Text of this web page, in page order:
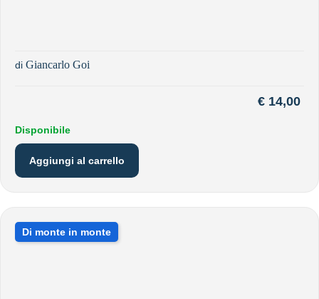
di Giancarlo Goi
€ 14,00
Disponibile
Aggiungi al carrello
Di monte in monte